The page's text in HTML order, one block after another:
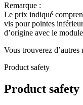
Remarque :
Le prix indiqué
vis pour pointes
d’origine avec le
Vous trouverez
Product safety
Product safety